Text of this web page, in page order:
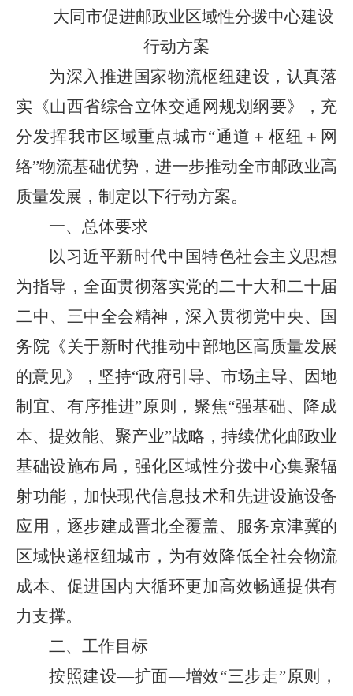
大同市促进邮政业区域性分拨中心建设
行动方案
为深入推进国家物流枢纽建设，认真落
实《山西省综合立体交通网规划纲要》，充
分发挥我市区域重点城市“通道＋枢纽＋网
络”物流基础优势，进一步推动全市邮政业高
质量发展，制定以下行动方案。
一、总体要求
以习近平新时代中国特色社会主义思想
为指导，全面贯彻落实党的二十大和二十届
二中、三中全会精神，深入贯彻党中央、国
务院《关于新时代推动中部地区高质量发展
的意见》，坚持“政府引导、市场主导、因地
制宜、有序推进”原则，聚焦“强基础、降成
本、提效能、聚产业”战略，持续优化邮政业
基础设施布局，强化区域性分拨中心集聚辐
射功能，加快现代信息技术和先进设施设备
应用，逐步建成晋北全覆盖、服务京津冀的
区域快递枢纽城市，为有效降低全社会物流
成本、促进国内大循环更加高效畅通提供有
力支撑。
二、工作目标
按照建设—扩面—增效“三步走”原则，